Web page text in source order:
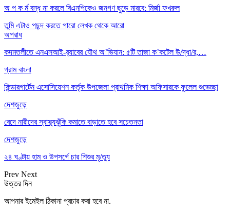
অ প ক র্ম বন্ধ না করলে বিএনপিকেও জনগণ ছুড়ে মারবে: মির্জা ফখরুল
তুমি এটাও পছন্দ করতে পারো লেখক থেকে আরো
অপরাধ
কদমতলীতে এনএসআই-র‍্যাবের যৌথ অ’ভিযান: ৫টি তাজা ক’কটেল উ/দ্ধা/র,…
গ্রাম বাংলা
কিন্ডারগার্টেন এসোসিয়েশন কর্তৃক উপজেলা প্রাথমিক শিক্ষা অফিসারকে ফুলেল শুভেচ্ছা
দেশজুড়ে
বেদে নারীদের স্বাস্থ্যঝুঁকি কমাতে বাড়াতে হবে সচেতনতা
দেশজুড়ে
২৪ ঘণ্টায় হাম ও উপসর্গে চার শিশুর মৃ/ত্যু
Prev Next
উত্তর দিন
আপনার ইমেইল ঠিকানা প্রচার করা হবে না.